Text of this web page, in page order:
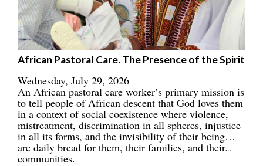
African Pastoral Care. The Presence of the Spirit
Wednesday, July 29, 2026
An African pastoral care worker’s primary mission is
to tell people of African descent that God loves them
in a context of social coexistence where violence,
mistreatment, discrimination in all spheres, injustice
in all its forms, and the invisibility of their being…
are daily bread for them, their families, and their
communities.